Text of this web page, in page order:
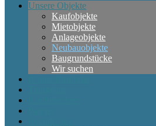
Unsere Objekte
Kaufobjekte
Mietobjekte
Anlageobjekte
Neubauobjekte
Baugrundstücke
Wir suchen